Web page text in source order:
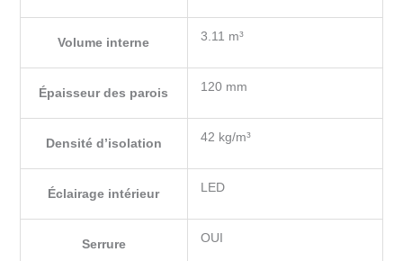
Volume interne 3.11 m³
Épaisseur des parois 120 mm
Densité d’isolation 42 kg/m³
Éclairage intérieur LED
Serrure OUI